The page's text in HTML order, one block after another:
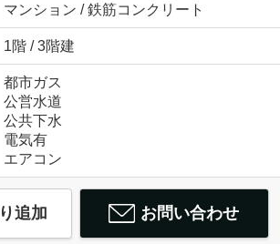
マンション / 鉄筋コンクリート
1階 / 3階建
都市ガス
公営水道
公共下水
電気有
エアコン
追加 お問い合わせ